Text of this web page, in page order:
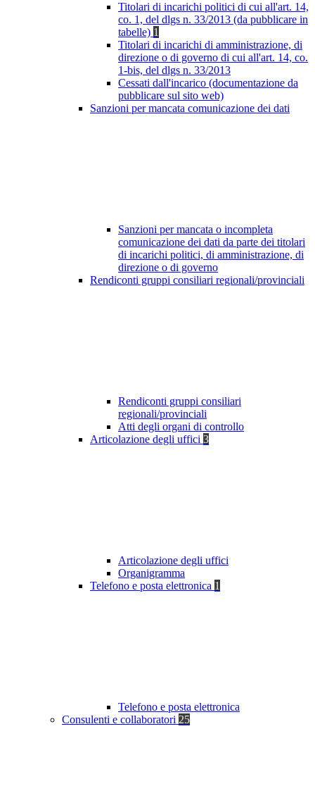
Titolari di incarichi politici di cui all'art. 14,
co. 1, del dlgs n. 33/2013 (da pubblicare in
tabelle) 1
Titolari di incarichi di amministrazione, di
direzione o di governo di cui all'art. 14, co.
1-bis, del dlgs n. 33/2013
Cessati dall'incarico (documentazione da
pubblicare sul sito web)
Sanzioni per mancata comunicazione dei dati
Sanzioni per mancata o incompleta
comunicazione dei dati da parte dei titolari
di incarichi politici, di amministrazione, di
direzione o di governo
Rendiconti gruppi consiliari regionali/provinciali
Rendiconti gruppi consiliari
regionali/provinciali
Atti degli organi di controllo
Articolazione degli uffici 3
Articolazione degli uffici
Organigramma
Telefono e posta elettronica 1
Telefono e posta elettronica
Consulenti e collaboratori 25